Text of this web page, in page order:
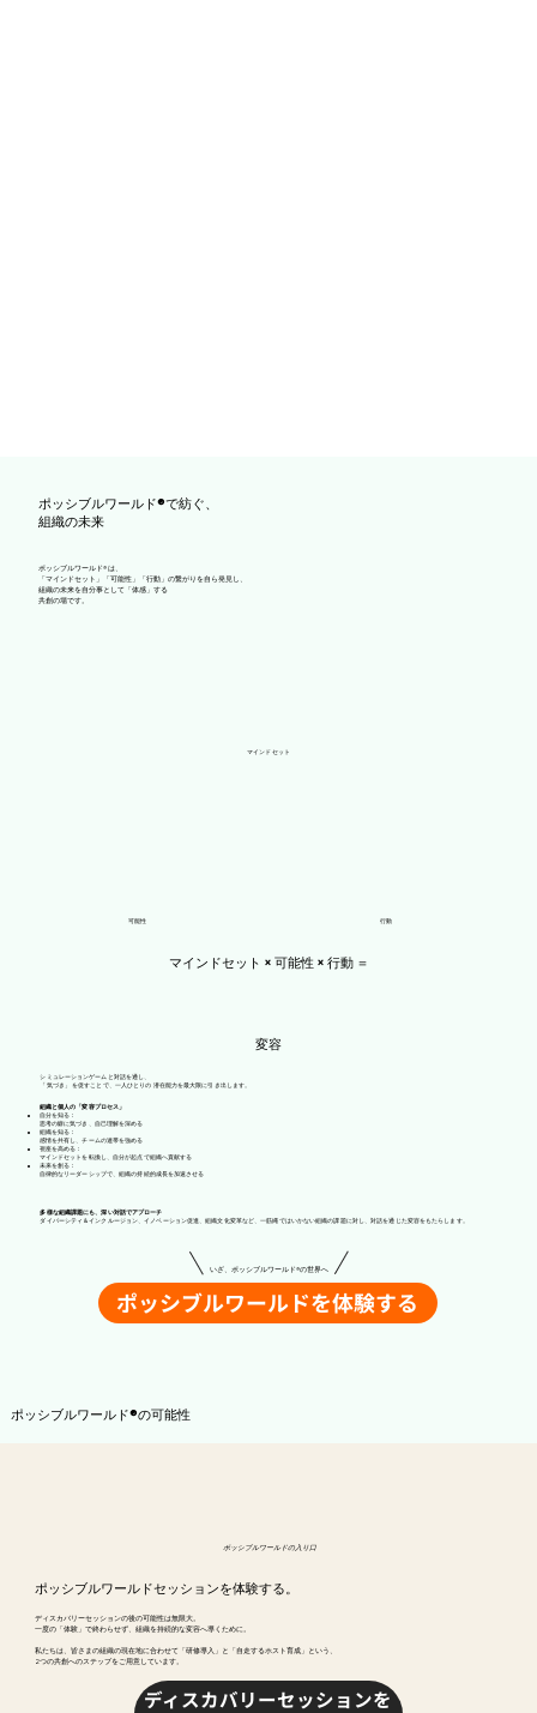
ポッシブルワールド®で紡ぐ、
組織の未来
ポッシブルワールド® は、
「マインドセット」「可能性」「行動」の繋がりを自ら発見し、
組織の未来を自分事として「体感」する
共創の場です。
マインドセット
可能性 行動
マインドセット × 可能性 × 行動 ＝
変容
シミュレーションゲームと対話を通し、
「気づき」 を促すことで、一人ひとりの 潜在能力を最大限に引き出します。
組織と個人の「変容プロセス」
自分を知る：
思考の癖に気づき、自己理解を深める
組織を知る：
感情を共有し、チームの連帯を強める
視座を高める：
マインドセットを転換し、自分が起点で組織へ貢献する
未来を創る：
自律的なリーダーシップで、組織の持続的成長を加速させる
多様な組織課題にも、深い対話でアプローチ
ダイバーシティ＆インクルージョン、イノベーション促進、組織文化変革など、一筋縄ではいかない組織の課題に対し、対話を通じた変容をもたらします。
いざ、ポッシブルワールド®の世界へ
ポッシブルワールドを体験する
ポッシブルワールド®の可能性
ポッシブルワールドの入り口
ポッシブルワールドセッションを体験する。
ディスカバリーセッションの後の可能性は無限大。
一度の「体験」で終わらせず、組織を持続的な変容へ導くために。
私たちは、皆さまの組織の現在地に合わせて「研修導入」と「自走するホスト育成」という、
2つの共創へのステップをご用意しています。
ディスカバリーセッションを